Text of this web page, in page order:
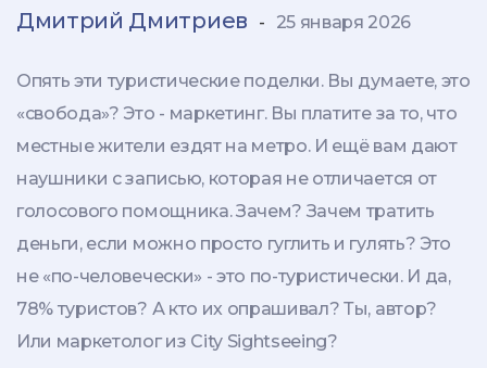
Дмитрий Дмитриев - 25 января 2026
Опять эти туристические поделки. Вы думаете, это
«свобода»? Это - маркетинг. Вы платите за то, что
местные жители ездят на метро. И ещё вам дают
наушники с записью, которая не отличается от
голосового помощника. Зачем? Зачем тратить
деньги, если можно просто гуглить и гулять? Это
не «по-человечески» - это по-туристически. И да,
78% туристов? А кто их опрашивал? Ты, автор?
Или маркетолог из City Sightseeing?